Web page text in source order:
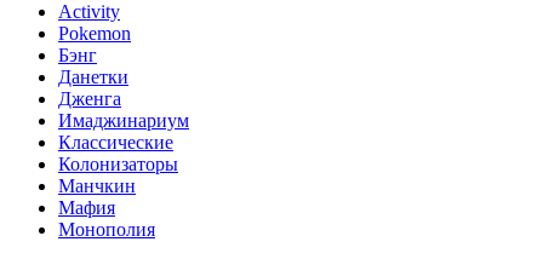
Activity
Pokemon
Бэнг
Данетки
Дженга
Имаджинариум
Классические
Колонизаторы
Манчкин
Мафия
Монополия